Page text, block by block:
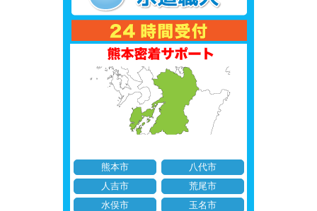
熊本市
八代市
人吉市
荒尾市
水俣市
玉名市